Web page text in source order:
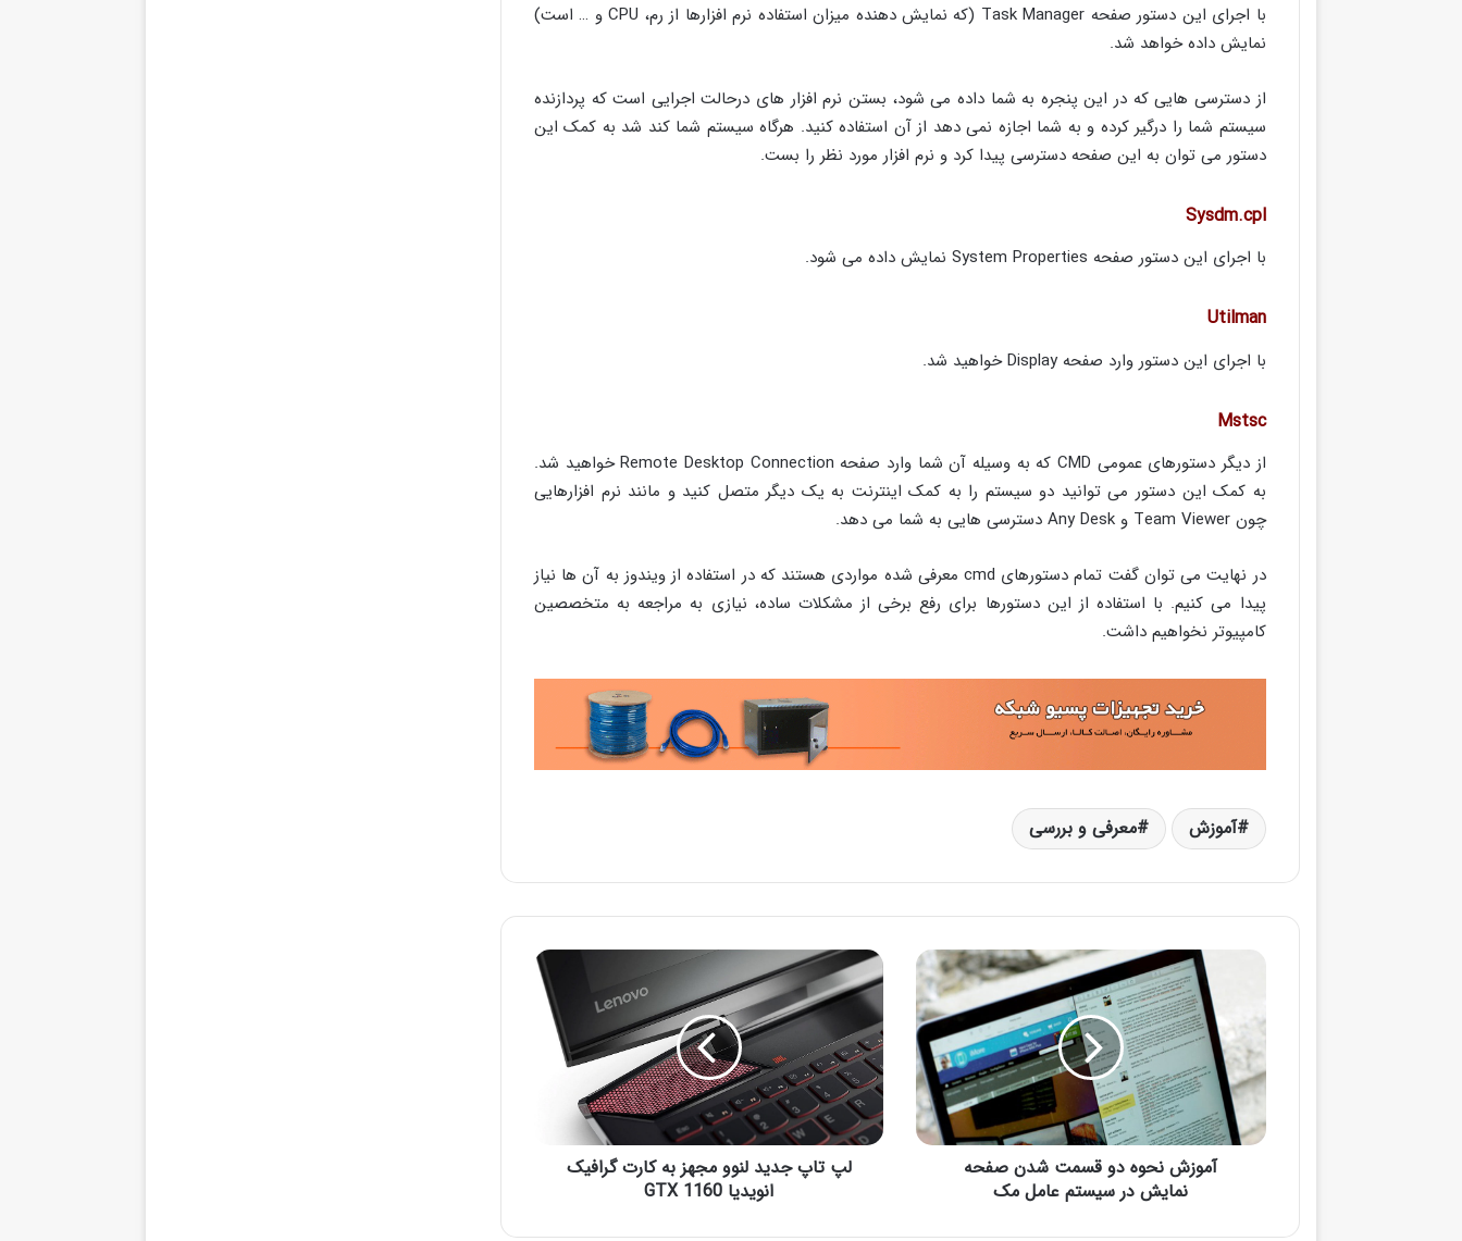
با اجرای این دستور صفحه Task Manager (که نمایش دهنده میزان استفاده نرم افزارها از رم، CPU و … است)
نمایش داده خواهد شد.
از دسترسی هایی که در این پنجره به شما داده می شود، بستن نرم افزار های درحالت اجرایی است که پردازنده
سیستم شما را درگیر کرده و به شما اجازه نمی دهد از آن استفاده کنید. هرگاه سیستم شما کند شد به کمک این
دستور می توان به این صفحه دسترسی پیدا کرد و نرم افزار مورد نظر را بست.
Sysdm.cpl
با اجرای این دستور صفحه System Properties نمایش داده می شود.
Utilman
با اجرای این دستور وارد صفحه Display خواهید شد.
Mstsc
از دیگر دستورهای عمومی CMD که به وسیله آن شما وارد صفحه Remote Desktop Connection خواهید شد.
به کمک این دستور می توانید دو سیستم را به کمک اینترنت به یک دیگر متصل کنید و مانند نرم افزارهایی
چون Team Viewer و Any Desk دسترسی هایی به شما می دهد.
در نهایت می توان گفت تمام دستورهای cmd معرفی شده مواردی هستند که در استفاده از ویندوز به آن ها نیاز
پیدا می کنیم. با استفاده از این دستورها برای رفع برخی از مشکلات ساده، نیازی به مراجعه به متخصصین
کامپیوتر نخواهیم داشت.
آموزش معرفی و بررسی
آموزش نحوه دو قسمت شدن صفحه
نمایش در سیستم عامل مک
لپ تاپ جدید لنوو مجهز به کارت گرافیک
انویدیا GTX 1160